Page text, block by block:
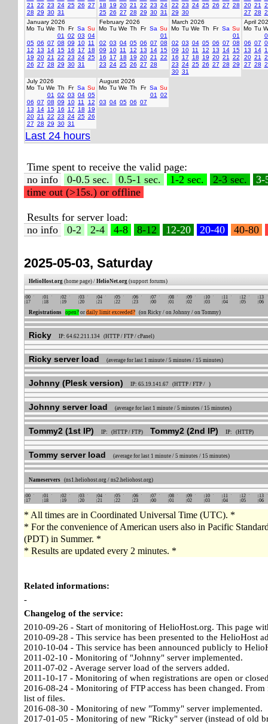
21
22 23 24 25 26 27
28 29 30 31
18
19 20 21 22 23 24
25 26 27 28 29 30 31
22 23 24 25 26 27 28
29 30
20 21
27 28
January 2026
Mo Tu We Th Fr Sa Su
01
02 03 04
05 06 07 08 09 10 11
12
13 14 15 16 17
18
19 20 21 22 23 24 25
26 27 28 29 30 31
February 2026
Mo Tu We Th Fr Sa Su
01
02 03 04 05 06 07 08
09
10 11 12 13 14 15
16
17 18 19 20 21
22
23 24 25 26 27 28
March 2026
Mo Tu We Th Fr Sa Su
01
02 03 04 05 06 07 08
09
10 11 12 13 14 15
16
17 18 19 20 21
22
23 24 25 26 27 28 29
30 31
April
Mo Tu
06 07
13
14
20 21
27 28
July 2026
Mo Tu We Th Fr Sa Su
01
02 03 04 05
06 07 08 09 10 11
12
13
14 15 16 17 18
19
20 21 22 23 24 25 26
27 28 29 30 31
August 2026
Mo Tu We Th Fr Sa Su
01
02
03 04 05 06 07
Last 24 hours
Time spent to receive the valid page:
no info
0-0.5 sec. 0.5-1 sec. 1-2 sec. 2-3 sec.
3-
time out (>15s.) or offline
Results for server load:
no info
0-2 2-4 4-8 8-12 12-20 20-40 40-80
2025-05-03, Saturday
HelioHost.org (home page) / HelioNet.org (support forums)
Registrations open? or daily limit exceeded? (on Ricky / on Johnny / on Tommy)
Ricky IP: 64.62.211.134 (HTTP / FTP / cPanel)
Ricky server load (average for last 1 minute / 5 minutes / 15 minutes)
Johnny (Plesk version) IP: 65.19.141.67 (HTTP / FTP / )
Johnny server load (average for last 1 minute / 5 minutes / 15 minutes)
Tommy2 (1st IP) IP: (HTTP / FTP) Tommy2 (2nd IP) IP: (HTTP)
Tommy server load (average for last 1 minute / 5 minutes / 15 minutes)
Nameservers (ns1.heliohost.org / ns2.heliohost.org)
00 01 02 03 04 05 06 07 08 09 10 11 12
13
17
18 19 20 21 22 23 00 01 02 03 04 05 06
00 01 02 03 04 05 06 07 08 09 10 11 12
13
17
18 19 20 21 22 23 00 01 02 03 04 05 06
* All times are in Coordinated Universal Time (UTC). *
* For the convenience of American users also in Pacific
(PDT) in Summer. *
* Results are updated every 2 minutes. *
Related informations:
-
Changelog of the service:
2010-09-26 - Start of monitoring of HelioHost.org. This page
2010-09-28 - This service has been presented to the HelioHost
2010-10-04 - This service has been announced publicly to
2011-02-10 - Monitoring of "Johnny" server implemented.
2011-07-02 - Average server load of the servers added.
2011-10-17 - Monitoring of when registrations are open or
2016-08-24 - Monitoring of FTP access has been changed.
list of files.
2016-08-30 - Monitoring of new "Tommy" server implemented.
2017-01-05 - Monitoring of new "Ricky" server (instead of old